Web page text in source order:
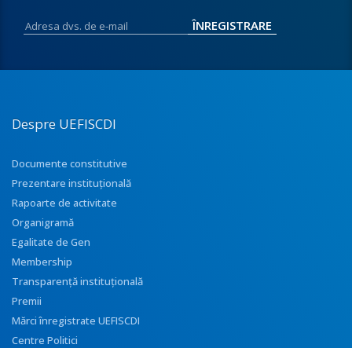
Despre UEFISCDI
Documente constitutive
Prezentare instituţională
Rapoarte de activitate
Organigramă
Egalitate de Gen
Membership
Transparenţă instituţională
Premii
Mărci înregistrate UEFISCDI
Centre Politici